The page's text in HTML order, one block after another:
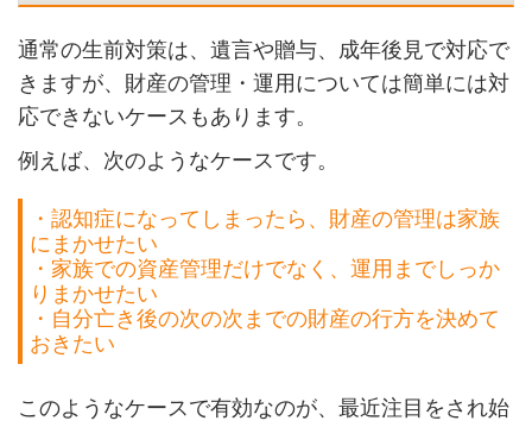
通常の生前対策は、遺言や贈与、成年後見で対応で
きますが、財産の管理・運用については簡単には対
応できないケースもあります。
例えば、次のようなケースです。
・認知症になってしまったら、財産の管理は家族
にまかせたい
・家族での資産管理だけでなく、運用までしっか
りまかせたい
・自分亡き後の次の次までの財産の行方を決めて
おきたい
このようなケースで有効なのが、最近注目をされ始